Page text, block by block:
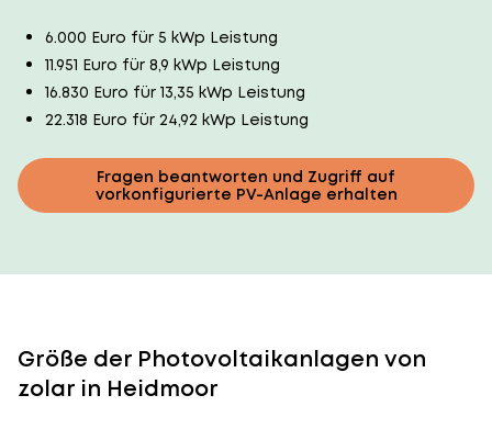
6.000 Euro für 5 kWp Leistung
11.951 Euro für 8,9 kWp Leistung
16.830 Euro für 13,35 kWp Leistung
22.318 Euro für 24,92 kWp Leistung
Fragen beantworten und Zugriff auf
vorkonfigurierte PV-Anlage erhalten
Größe der Photovoltaikanlagen von
zolar in Heidmoor